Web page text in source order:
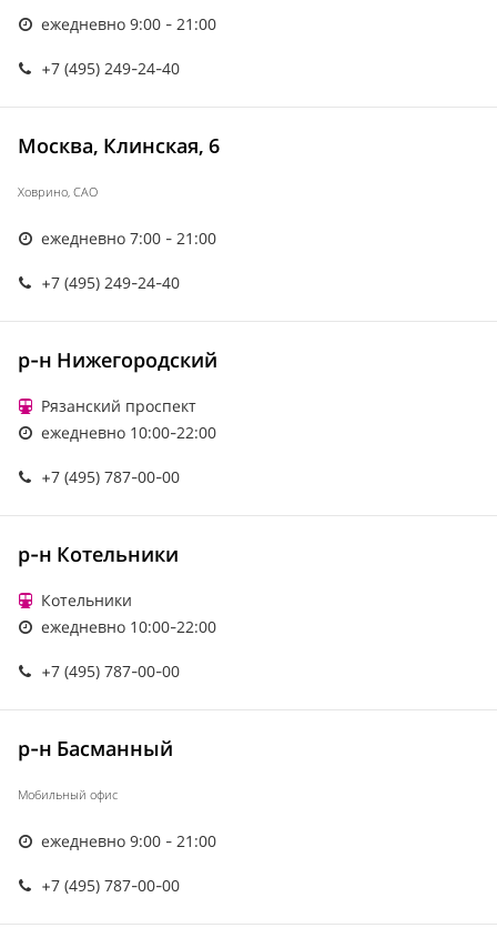
ежедневно 9:00 - 21:00
+7 (495) 249-24-40
Москва, Клинская, 6
Ховрино, САО
ежедневно 7:00 - 21:00
+7 (495) 249-24-40
р-н Нижегородский
Рязанский проспект
ежедневно 10:00-22:00
+7 (495) 787-00-00
р-н Котельники
Котельники
ежедневно 10:00-22:00
+7 (495) 787-00-00
р-н Басманный
Мобильный офис
ежедневно 9:00 - 21:00
+7 (495) 787-00-00